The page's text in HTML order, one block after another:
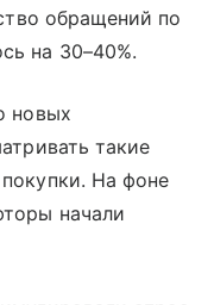
обращений по
на 30–40%.
новых
такие
На фоне
начали